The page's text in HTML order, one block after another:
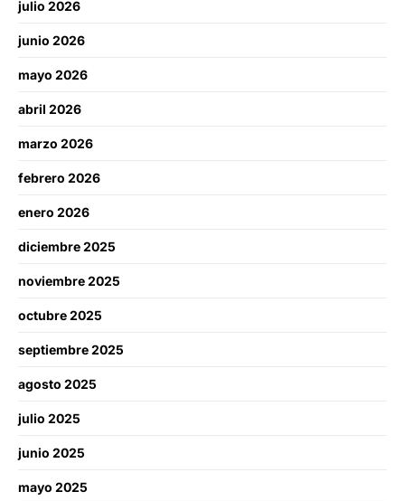
julio 2026
junio 2026
mayo 2026
abril 2026
marzo 2026
febrero 2026
enero 2026
diciembre 2025
noviembre 2025
octubre 2025
septiembre 2025
agosto 2025
julio 2025
junio 2025
mayo 2025